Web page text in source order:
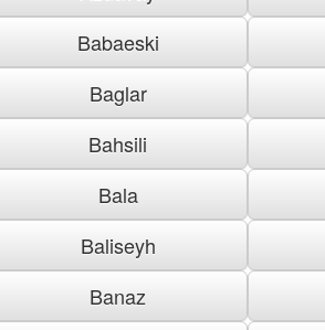
Babaeski
Baglar
Bahsili
Bala
Baliseyh
Banaz